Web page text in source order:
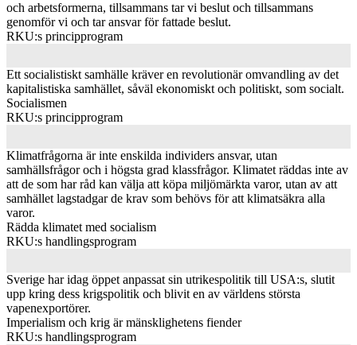
och arbetsformerna, tillsammans tar vi beslut och tillsammans
genomför vi och tar ansvar för fattade beslut.
RKU:s principprogram
Ett socialistiskt samhälle kräver en revolutionär omvandling av det
kapitalistiska samhället, såväl ekonomiskt och politiskt, som socialt.
Socialismen
RKU:s principprogram
Klimatfrågorna är inte enskilda individers ansvar, utan
samhällsfrågor och i högsta grad klassfrågor. Klimatet räddas inte av
att de som har råd kan välja att köpa miljömärkta varor, utan av att
samhället lagstadgar de krav som behövs för att klimatsäkra alla
varor.
Rädda klimatet med socialism
RKU:s handlingsprogram
Sverige har idag öppet anpassat sin utrikespolitik till USA:s, slutit
upp kring dess krigspolitik och blivit en av världens största
vapenexportörer.
Imperialism och krig är mänsklighetens fiender
RKU:s handlingsprogram